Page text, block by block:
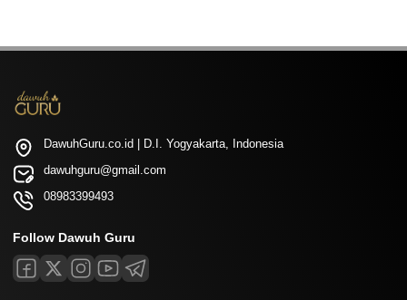
DawuhGuru.co.id | D.I. Yogyakarta, Indonesia
dawuhguru@gmail.com
08983399493
Follow Dawuh Guru